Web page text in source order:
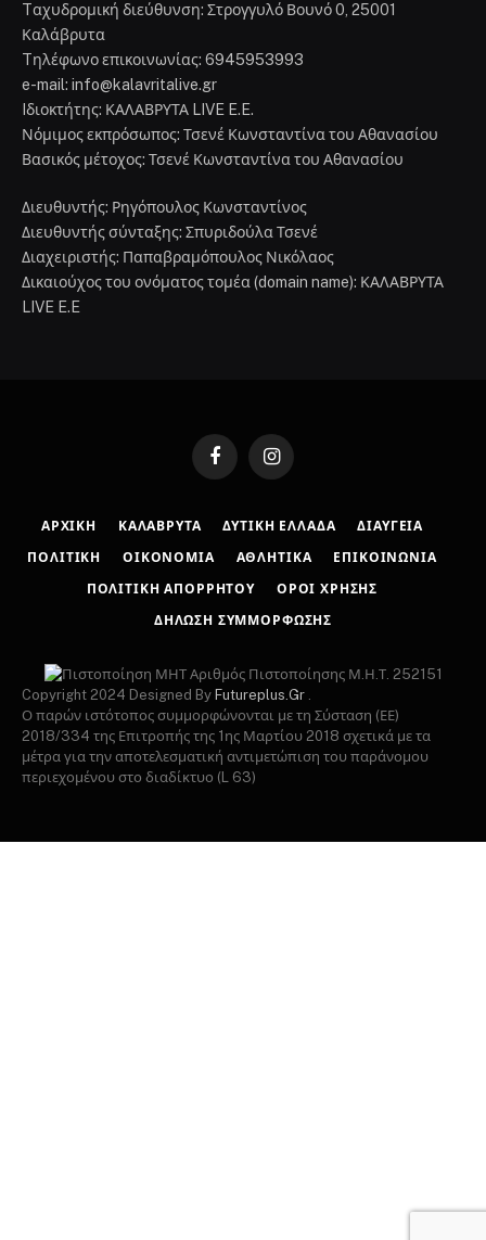
Tαχυδρομική διεύθυνση: Στρογγυλό Βουνό 0, 25001
Καλάβρυτα
Tηλέφωνο επικοινωνίας: 6945953993
e-mail: info@kalavritalive.gr
Iδιοκτήτης: ΚΑΛΑΒΡΥΤΑ LIVE E.E.
Νόμιμος εκπρόσωπος: Τσενέ Κωνσταντίνα του Αθανασίου
Βασικός μέτοχος: Τσενέ Κωνσταντίνα του Αθανασίου
Διευθυντής: Ρηγόπουλος Κωνσταντίνος
Διευθυντής σύνταξης: Σπυριδούλα Τσενέ
Διαχειριστής: Παπαβραμόπουλος Νικόλαος
Δικαιούχος του ονόματος τομέα (domain name): ΚΑΛΑΒΡΥΤΑ
LIVE E.E
FacebookInstagram
ΑΡΧΙΚΉ ΚΑΛΆΒΡΥΤΑ ΔΥΤΙΚΉ ΕΛΛΆΔΑ ΔΙΑΎΓΕΙΑ
ΠΟΛΙΤΙΚΉ ΟΙΚΟΝΟΜΊΑ ΑΘΛΗΤΙΚΆ ΕΠΙΚΟΙΝΩΝΊΑ
ΠΟΛΙΤΙΚΉ ΑΠΟΡΡΉΤΟΥ ΌΡΟΙ ΧΡΉΣΗΣ
ΔΉΛΩΣΗ ΣΥΜΜΌΡΦΩΣΗΣ
Αριθμός Πιστοποίησης Μ.Η.Τ. 252151
Copyright 2024 Designed By Futureplus.Gr .
Ο παρών ιστότοπος συμμορφώνονται με τη Σύσταση (ΕΕ)
2018/334 της Επιτροπής της 1ης Μαρτίου 2018 σχετικά με τα
μέτρα για την αποτελεσματική αντιμετώπιση του παράνομου
περιεχομένου στο διαδίκτυο (L 63)